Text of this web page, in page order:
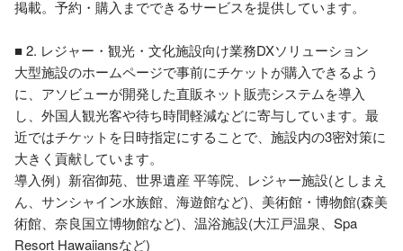
掲載。予約・購入までできるサービスを提供しています。
■ 2. レジャー・観光・文化施設向け業務DXソリューション
大型施設のホームページで事前にチケットが購入できるよう
に、アソビューが開発した直販ネット販売システムを導入
し、外国人観光客や待ち時間軽減などに寄与しています。最
近ではチケットを日時指定にすることで、施設内の3密対策に
大きく貢献しています。
導入例）新宿御苑、世界遺産 平等院、レジャー施設(としまえ
ん、サンシャイン水族館、海遊館など)、美術館・博物館(森美
術館、奈良国立博物館など)、温浴施設(大江戸温泉、Spa
Resort Hawaiiansなど)